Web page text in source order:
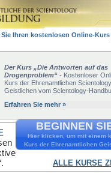
Sie Ihren kostenlosen Online-Kurs
Der Kurs „Die Antworten auf das
Drogenproblem“ - Kostenloser
Kurs der Ehrenamtlichen Scientology
Geistlichen vom Scientology-
Erfahren Sie mehr »
BEGINNEN
Hier klicken, um mit einem
Kurs der Ehrenamtlichen
ALLE KURSE